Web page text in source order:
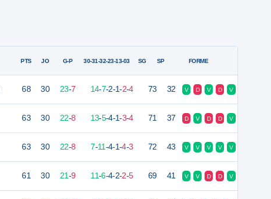
PTS JO G-P 30-31-32-23-13-03 SG SP FORME
68 30 23-7 14-7-2-1-2-4 73 32 V D V D V
63 30 22-8 13-5-4-1-3-4 71 37 D V D D V
63 30 22-8 7-11-4-1-4-3 72 43 V V V V V
61 30 21-9 11-6-4-2-2-5 69 41 V V D D V